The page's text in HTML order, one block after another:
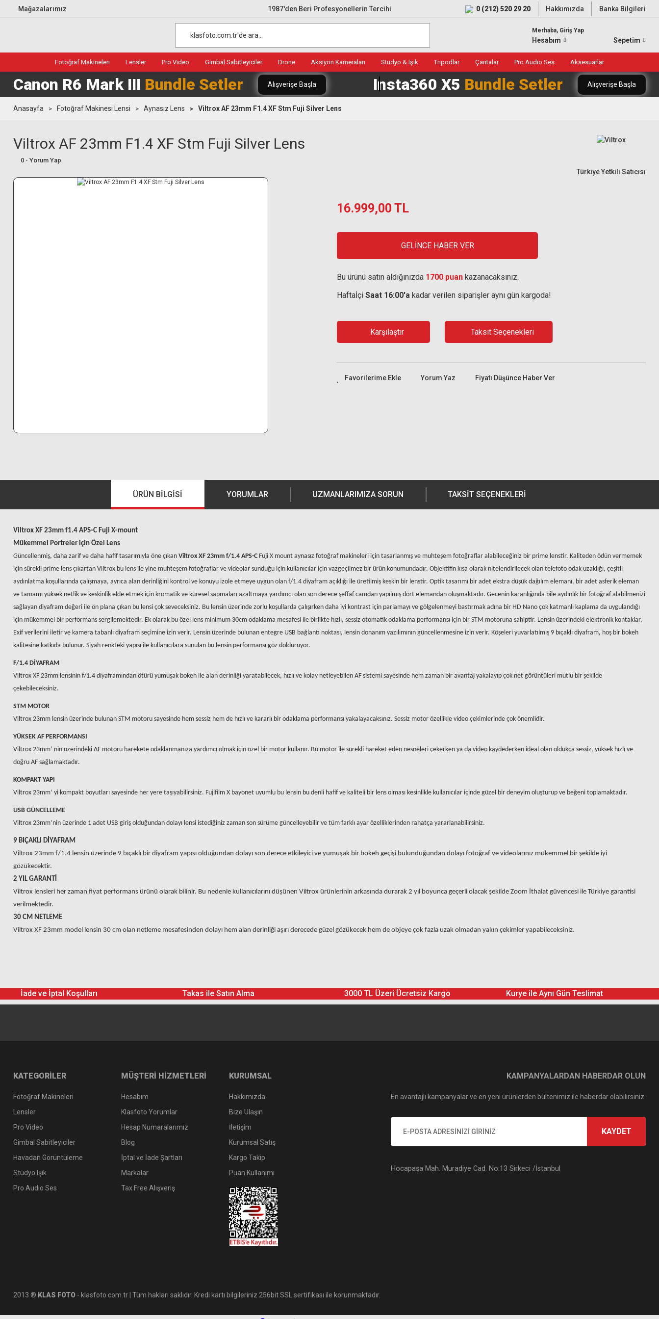
Mağazalarımız 1987'den Beri Profesyonellerin Tercihi 0 (212) 520 29 20 Hakkımızda Banka Bilgileri
Merhaba, Giriş Yap
Hesabım Sepetim
Fotoğraf Makineleri Lensler Pro Video Gimbal Sabitleyiciler Drone Aksiyon Kameraları Stüdyo & Işık Tripodlar Çantalar Pro Audio Ses Aksesuarlar
Canon R6 Mark III Bundle Setler Alışverişe Başla Insta360 X5 Bundle Setler Alışverişe Başla
Anasayfa Fotoğraf Makinesi Lensi Aynasız Lens Viltrox AF 23mm F1.4 XF Stm Fuji Silver Lens
Viltrox AF 23mm F1.4 XF Stm Fuji Silver Lens
0 - Yorum Yap
Türkiye Yetkili Satıcısı
16.999,00 TL
GELİNCE HABER VER
Bu ürünü satın aldığınızda 1700 puan kazanacaksınız.
Haftaİçi Saat 16:00'a kadar verilen siparişler aynı gün kargoda!
Karşılaştır Taksit Seçenekleri
Yorum Yaz Fiyatı Düşünce Haber Ver
ÜRÜN BILGISI YORUMLAR UZMANLARIMIZA SORUN TAKSIT SEÇENEKLERI
Viltrox XF 23mm f1.4 APS-C Fuji X-mount
Mükemmel Portreler için Özel Lens
Güncellenmiş, daha zarif ve daha hafif tasarımıyla öne çıkan Viltrox XF 23mm f/1.4 APS-C Fuji X mount aynasız fotoğraf makineleri için tasarlanmış ve muhteşem fotoğraflar alabileceğiniz bir prime lenstir. Kaliteden ödün vermemek
için sürekli prime lens çıkartan Viltrox bu lens ile yine muhteşem fotoğraflar ve videolar sunduğu için kullanıcılar için vazgeçilmez bir ürün konumundadır. Objektifin kısa olarak nitelendirilecek olan telefoto odak uzaklığı, çeşitli
aydınlatma koşullarında çalışmaya, ayrıca alan derinliğini kontrol ve konuyu izole etmeye uygun olan f/1.4 diyafram açıklığı ile üretilmiş keskin bir lenstir. Optik tasarımı bir adet ekstra düşük dağılım elemanı, bir adet asferik eleman
ve tamamı yüksek netlik ve keskinlik elde etmek için kromatik ve küresel sapmaları azaltmaya yardımcı olan son derece şeffaf camdan yapılmış dört elemandan oluşmaktadır. Gecenin karanlığında bile aydınlık bir fotoğraf alabilmenizi
sağlayan diyafram değeri ile ön plana çıkan bu lensi çok seveceksiniz. Bu lensin üzerinde zorlu koşullarda çalışırken daha iyi kontrast için parlamayı ve gölgelenmeyi bastırmak adına bir HD Nano çok katmanlı kaplama da uygulandığı
için mükemmel bir performans sergilemektedir. Ek olarak bu özel lens minimum 30cm odaklama mesafesi ile birlikte hızlı, sessiz otomatik odaklama performansı için bir STM motoruna sahiptir. Lensin üzerindeki elektronik kontaklar,
Exif verilerini iletir ve kamera tabanlı diyafram seçimine izin verir. Lensin üzerinde bulunan entegre USB bağlantı noktası, lensin donanım yazılımının güncellenmesine izin verir. Köşeleri yuvarlatılmış 9 bıçaklı diyafram, hoş bir bokeh
kalitesine katkıda bulunur. Siyah renkteki yapısı ile kullanıcılara sunulan bu lensin performansı göz dolduruyor.
F/1.4 DİYAFRAM
Viltrox XF 23mm lensinin f/1.4 diyaframından ötürü yumuşak bokeh ile alan derinliği yaratabilecek, hızlı ve kolay netleyebilen AF sistemi sayesinde hem zaman bir avantaj yakalayıp çok net görüntüleri mutlu bir şekilde
çekebileceksiniz.
STM MOTOR
Viltrox 23mm lensin üzerinde bulunan STM motoru sayesinde hem sessiz hem de hızlı ve kararlı bir odaklama performansı yakalayacaksınız. Sessiz motor özellikle video çekimlerinde çok önemlidir.
YÜKSEK AF PERFORMANSI
Viltrox 23mm’ nin üzerindeki AF motoru harekete odaklanmanıza yardımcı olmak için özel bir motor kullanır. Bu motor ile sürekli hareket eden nesneleri çekerken ya da video kaydederken ideal olan oldukça sessiz, yüksek hızlı ve
doğru AF sağlamaktadır.
KOMPAKT YAPI
Viltrox 23mm’ yi kompakt boyutları sayesinde her yere taşıyabilirsiniz. Fujifilm X bayonet uyumlu bu lensin bu denli hafif ve kaliteli bir lens olması kesinlikle kullanıcılar içinde güzel bir deneyim oluşturup ve beğeni toplamaktadır.
USB GÜNCELLEME
Viltrox 23mm’nin üzerinde 1 adet USB giriş olduğundan dolayı lensi istediğiniz zaman son sürüme güncelleyebilir ve tüm farklı ayar özelliklerinden rahatça yararlanabilirsiniz.
9 BIÇAKLI DİYAFRAM
Viltrox 23mm f/1.4 lensin üzerinde 9 bıçaklı bir diyafram yapısı olduğundan dolayı son derece etkileyici ve yumuşak bir bokeh geçişi bulunduğundan dolayı fotoğraf ve videolarınız mükemmel bir şekilde iyi
gözükecektir.
2 YIL GARANTİ
Viltrox lensleri her zaman fiyat performans ürünü olarak bilinir. Bu nedenle kullanıcılarını düşünen Viltrox ürünlerinin arkasında durarak 2 yıl boyunca geçerli olacak şekilde Zoom İthalat güvencesi ile Türkiye garantisi
verilmektedir.
30 CM NETLEME
Viltrox XF 23mm model lensin 30 cm olan netleme mesafesinden dolayı hem alan derinliği aşırı derecede güzel gözükecek hem de objeye çok fazla uzak olmadan yakın çekimler yapabileceksiniz.
İade ve İptal Koşulları Takas ile Satın Alma 3000 TL Üzeri Ücretsiz Kargo Kurye ile Aynı Gün Teslimat
KATEGORİLER
Fotoğraf Makineleri
Lensler
Pro Video
Gimbal Sabitleyiciler
Havadan Görüntüleme
Stüdyo Işık
Pro Audio Ses
MÜŞTERİ HİZMETLERİ
Hesabım
Klasfoto Yorumlar
Hesap Numaralarımız
Blog
İptal ve İade Şartları
Markalar
Tax Free Alışveriş
KURUMSAL
Hakkımızda
Bize Ulaşın
İletişim
Kurumsal Satış
Kargo Takip
Puan Kullanımı
KAMPANYALARDAN HABERDAR OLUN
En avantajlı kampanyalar ve en yeni ürünlerden bültenimiz ile haberdar olabilirsiniz.
KAYDET
Hocapaşa Mah. Muradiye Cad. No:13 Sirkeci /İstanbul
2013 ® KLAS FOTO - klasfoto.com.tr | Tüm hakları saklıdır. Kredi kartı bilgileriniz 256bit SSL sertifikası ile korunmaktadır.